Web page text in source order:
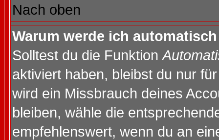
Nach oben
Warum werde ich
Solltest du die Funktion
aktiviert haben, bleibst du nur
wird ein Missbrauch deines
bleiben, wähle die
empfehlenswert, wenn du an